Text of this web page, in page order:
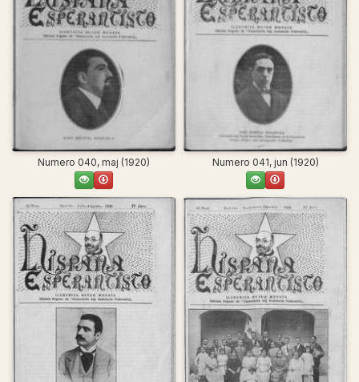
Numero 040, maj (1920) Numero 041, jun (1920)